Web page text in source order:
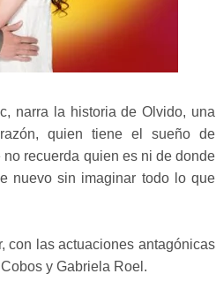
narra la historia de Olvido, una
quien tiene el sueño de
recuerda quien es ni de donde
nuevo sin imaginar todo lo que
con las actuaciones antagónicas
y Gabriela Roel.